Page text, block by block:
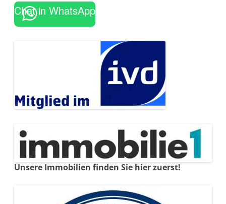
Chat in WhatsApp
Unsere Immobilien finden Sie hier zuerst!